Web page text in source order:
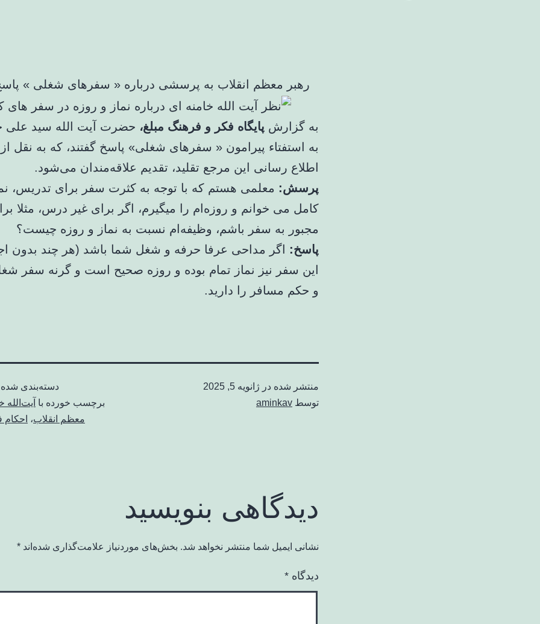
رهبر معظم انقلاب به پرسشی درباره « سفرهای شغلی »
به گزارش پایگاه فکر و فرهنگ مبلغ، حضرت آیت الله سید علی
به استفتاء پیرامون « سفرهای شغلی» پاسخ گفتند، که به نقل از
اطلاع رسانی این مرجع تقلید، تقدیم علاقه‌مندان می‌شود.
پرسش: معلمی هستم که با توجه به کثرت سفر برای تدریس،
کامل می خوانم و روزه‌ام را میگیرم، اگر برای غیر درس، مثلا
مجبور به سفر باشم، وظیفه‌ام نسبت به نماز و روزه چیست؟
پاسخ: اگر مداحی عرفا حرفه و شغل شما باشد (هر چند بدون
این سفر نیز نماز تمام بوده و روزه صحیح است و گرنه سفر
و حکم مسافر را دارید.
منتشر شده در ژانویه 5, 2025
توسط aminkav
دسته‌بندی شده
برچسب خورده با آیت‌الله
معظم انقلاب،
دیدگاهی بنویسید
نشانی ایمیل شما منتشر نخواهد شد. بخش‌های موردنیاز علامت‌گذاری شده‌اند *
دیدگاه *